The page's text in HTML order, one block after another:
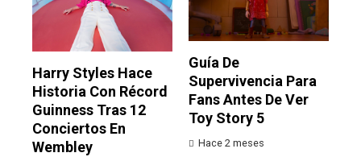
Harry Styles Hace
Historia Con Récord
Guinness Tras 12
Conciertos En
Wembley
Guía De
Supervivencia Para
Fans Antes De Ver
Toy Story 5
Hace 2 meses